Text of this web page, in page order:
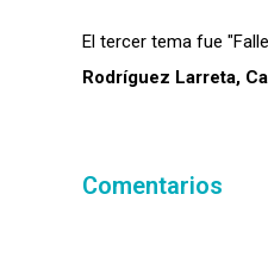
El tercer tema fue
Rodríguez Larreta,
Comentarios